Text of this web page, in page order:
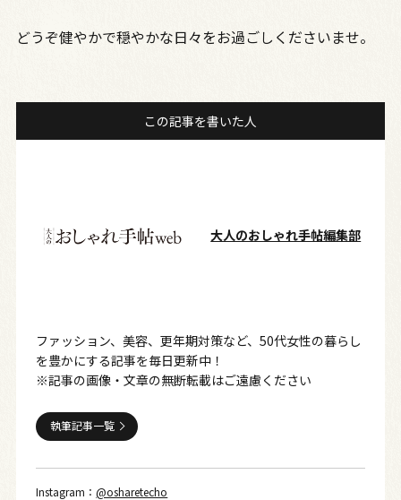
どうぞ健やかで穏やかな日々をお過ごしくださいませ。
この記事を書いた人
大人のおしゃれ手帖編集部
ファッション、美容、更年期対策など、50代女性の暮らし
を豊かにする記事を毎日更新中！
※記事の画像・文章の無断転載はご遠慮ください
執筆記事一覧
Instagram：@osharetecho